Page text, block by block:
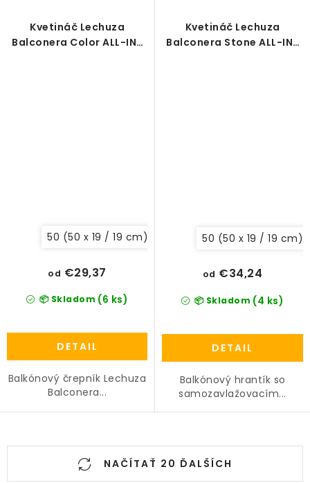
Kvetináč Lechuza
Balconera Color ALL-IN-
50 (50 x 19 / 19 cm) 80 (79 x 19 / 19 cm) 40
📦 Skladom (6 ks)
od €29,37
DETAIL
Balkónový črepník Lechuza
Balconera...
Kvetináč Lechuza
Balconera Stone ALL-IN-
50 (50 x 19 / 19 cm)
📦 Skladom (4 ks)
od €34,24
DETAIL
Balkónový hrantík so
samozavlažovacím...
O
NAČÍTAŤ 20 ĎALŠÍCH